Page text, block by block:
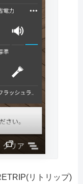
リトリップ)